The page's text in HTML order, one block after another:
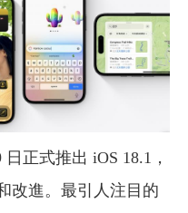
正式推出 iOS 18.1，
改進。最引人注目的